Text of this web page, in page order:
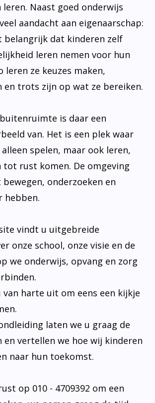
Naast goed onderwijs
aandacht aan eigenaarschap:
belangrijk dat kinderen zelf
leren nemen voor hun
leren ze keuzes maken,
en trots zijn op wat ze bereiken.
is daar een
van. Het is een plek waar
spelen, maar ook leren,
tot rust komen. De omgeving
onderzoeken en
hebben.
vindt u uitgebreide
onze school, onze visie en de
we onderwijs, opvang en zorg
van harte uit om eens een kijkje
laten we u graag de
en vertellen we hoe wij kinderen
naar hun toekomst.
op 010 - 4709392 om een